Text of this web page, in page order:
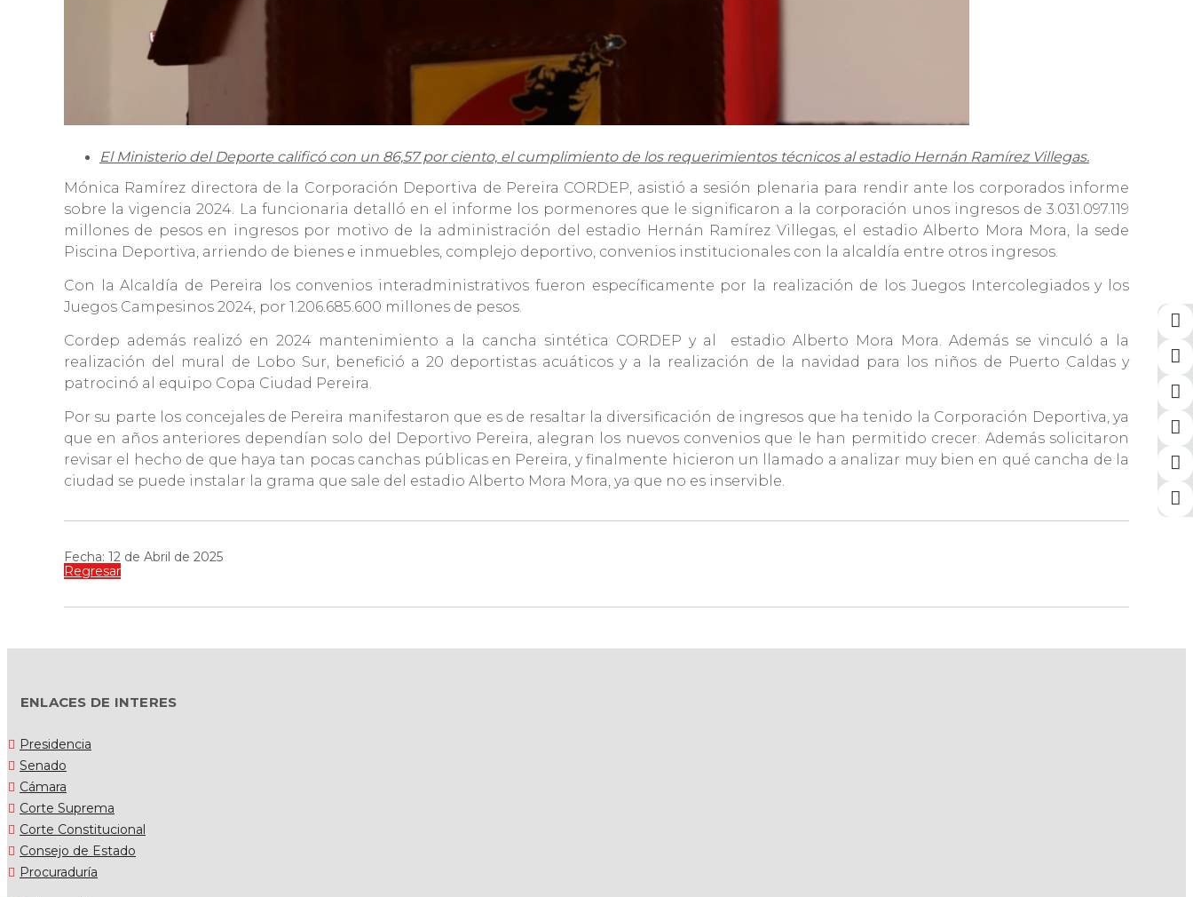
El Ministerio del Deporte calificó con un 86,57 por ciento, el cumplimiento de los requerimientos técnicos al estadio Hernán Ramírez Villegas.
Mónica Ramírez directora de la Corporación Deportiva de Pereira CORDEP, asistió a sesión plenaria para rendir ante los corporados informe
sobre la vigencia 2024. La funcionaria detalló en el informe los pormenores que le significaron a la corporación unos ingresos de 3.031.097.119
millones de pesos en ingresos por motivo de la administración del estadio Hernán Ramírez Villegas, el estadio Alberto Mora Mora, la sede
Piscina Deportiva, arriendo de bienes e inmuebles, complejo deportivo, convenios institucionales con la alcaldía entre otros ingresos.
Con la Alcaldía de Pereira los convenios interadministrativos fueron específicamente por la realización de los Juegos Intercolegiados y los
Juegos Campesinos 2024, por 1.206.685.600 millones de pesos.
Cordep además realizó en 2024 mantenimiento a la cancha sintética CORDEP y al estadio Alberto Mora Mora. Además se vinculó a la
realización del mural de Lobo Sur, benefició a 20 deportistas acuáticos y a la realización de la navidad para los niños de Puerto Caldas y
patrocinó al equipo Copa Ciudad Pereira.
Por su parte los concejales de Pereira manifestaron que es de resaltar la diversificación de ingresos que ha tenido la Corporación Deportiva, ya
que en años anteriores dependían solo del Deportivo Pereira, alegran los nuevos convenios que le han permitido crecer. Además solicitaron
revisar el hecho de que haya tan pocas canchas públicas en Pereira, y finalmente hicieron un llamado a analizar muy bien en qué cancha de la
ciudad se puede instalar la grama que sale del estadio Alberto Mora Mora, ya que no es inservible.
Fecha: 12 de Abril de 2025
Regresar
ENLACES DE INTERES
Presidencia
Senado
Cámara
Corte Suprema
Corte Constitucional
Consejo de Estado
Procuraduría